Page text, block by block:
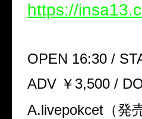
https://
OPEN 16:30 /
ADV ￥3,500 /
A.livepokcet（発